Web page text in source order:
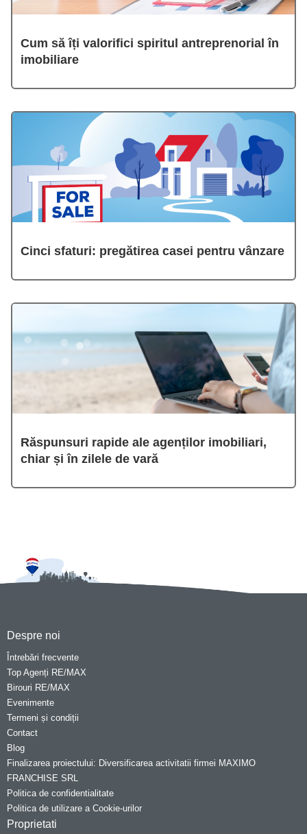
Cum să îți valorifici spiritul antreprenorial în
imobiliare
Cinci sfaturi: pregătirea casei pentru vânzare
Răspunsuri rapide ale agenților imobiliari,
chiar și în zilele de vară
Despre noi
Întrebări frecvente
Top Agenți RE/MAX
Birouri RE/MAX
Evenimente
Termeni și condiții
Contact
Blog
Finalizarea proiectului: Diversificarea activitatii firmei MAXIMO
FRANCHISE SRL
Politica de confidentialitate
Politica de utilizare a Cookie-urilor
Proprietati